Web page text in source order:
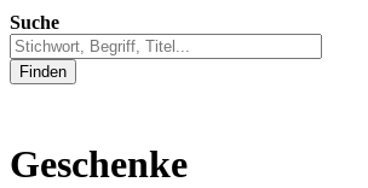
Suche
Finden
Geschenke